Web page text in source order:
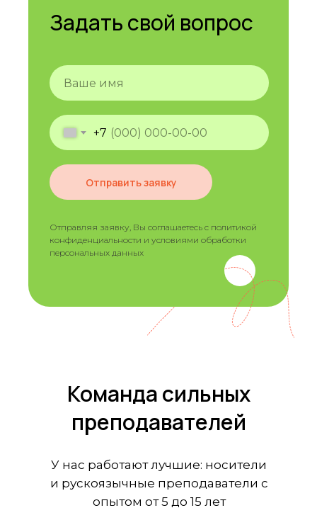
Отправляя заявку, Вы соглашаетесь с политикой
конфиденциальности и условиями обработки
персональных данных
+7
Отправить заявку
Задать свой вопрос
У нас работают лучшие: носители
и рускоязычные преподаватели с
опытом от 5 до 15 лет
Команда сильных
преподавателей